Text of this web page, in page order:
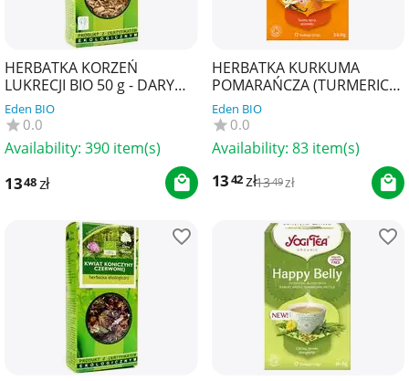
HERBATKA KORZEŃ
LUKRECJI BIO 50 g - DARY
NATURY
Eden BIO
0.0
Availability: 390 item(s)
1348zł
HERBATKA KURKUMA
POMARAŃCZA (TURMERIC
ORANGE) BIO (17 x 2 g) 34 g
- YOGI TEA
Eden BIO
0.0
Availability: 83 item(s)
1342zł1349zł